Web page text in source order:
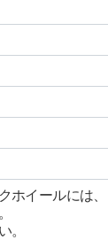
ホイールには、
。